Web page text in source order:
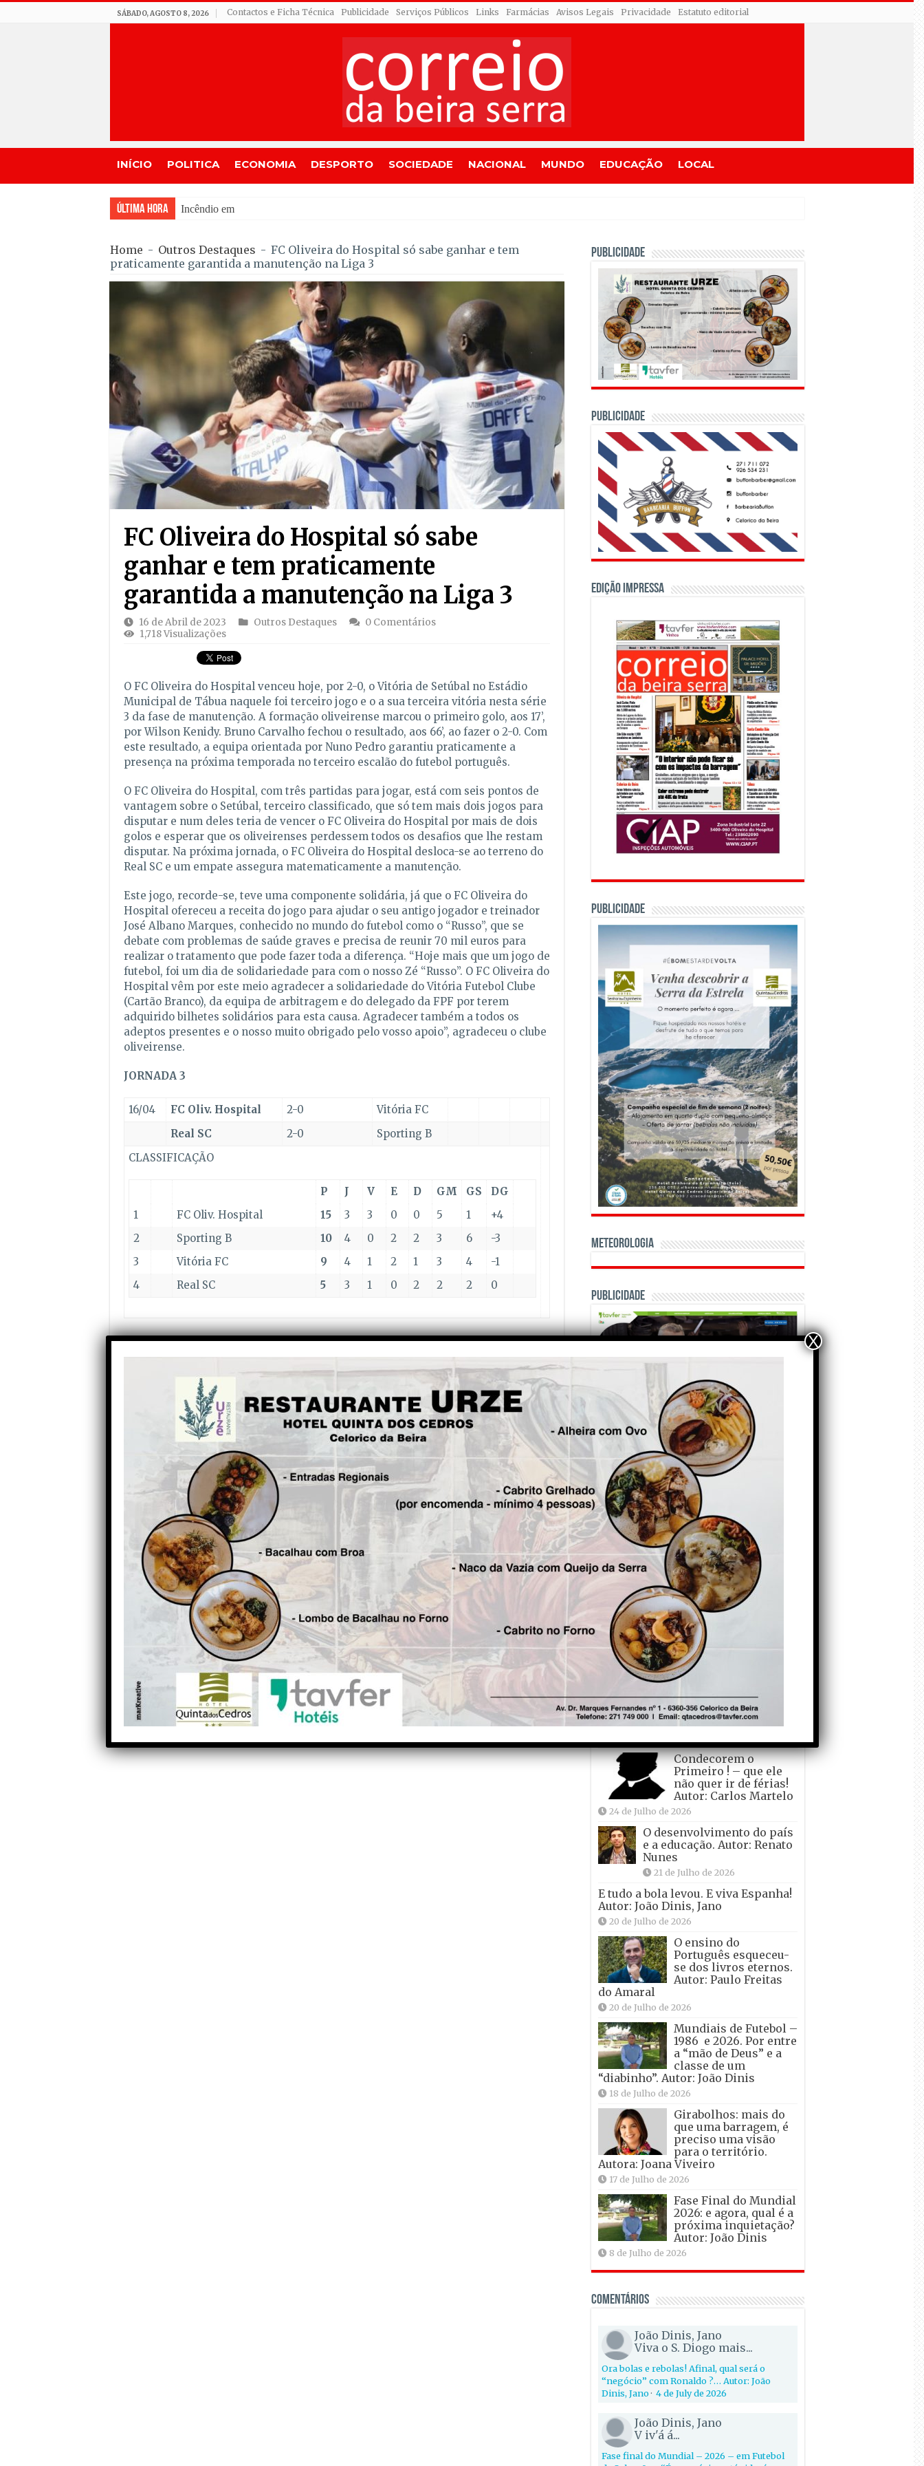
SÁBADO, AGOSTO 8, 2026 Contactos e Ficha Técnica Publicidade Serviços Públicos Links Farmácias Avisos Legais Privacidade Estatuto editorial
INÍCIO POLITICA ECONOMIA DESPORTO SOCIEDADE NACIONAL MUNDO EDUCAÇÃO LOCAL
Última Hora Incêndio em Fornos de Algodres dominado após comba
Home - Outros Destaques - FC Oliveira do Hospital só sabe ganhar e tem
praticamente garantida a manutenção na Liga 3
FC Oliveira do Hospital só sabe
ganhar e tem praticamente
garantida a manutenção na Liga 3
16 de Abril de 2023 Outros Destaques
0 Comentários
1,718 Visualizações
O FC Oliveira do Hospital venceu hoje, por 2-0, o Vitória de Setúbal no Estádio
Municipal de Tábua naquele foi terceiro jogo e o a sua terceira vitória nesta série
3 da fase de manutenção. A formação oliveirense marcou o primeiro golo, aos 17’,
por Wilson Kenidy. Bruno Carvalho fechou o resultado, aos 66’, ao fazer o 2-0. Com
este resultado, a equipa orientada por Nuno Pedro garantiu praticamente a
presença na próxima temporada no terceiro escalão do futebol português.
O FC Oliveira do Hospital, com três partidas para jogar, está com seis pontos de
vantagem sobre o Setúbal, terceiro classificado, que só tem mais dois jogos para
disputar e num deles teria de vencer o FC Oliveira do Hospital por mais de dois
golos e esperar que os oliveirenses perdessem todos os desafios que lhe restam
disputar. Na próxima jornada, o FC Oliveira do Hospital desloca-se ao terreno do
Real SC e um empate assegura matematicamente a manutenção.
Este jogo, recorde-se, teve uma componente solidária, já que o FC Oliveira do
Hospital ofereceu a receita do jogo para ajudar o seu antigo jogador e treinador
José Albano Marques, conhecido no mundo do futebol como o “Russo”, que se
debate com problemas de saúde graves e precisa de reunir 70 mil euros para
realizar o tratamento que pode fazer toda a diferença. “Hoje mais que um jogo de
futebol, foi um dia de solidariedade para com o nosso Zé “Russo”. O FC Oliveira do
Hospital vêm por este meio agradecer a solidariedade do Vitória Futebol Clube
(Cartão Branco), da equipa de arbitragem e do delegado da FPF por terem
adquirido bilhetes solidários para esta causa. Agradecer também a todos os
adeptos presentes e o nosso muito obrigado pelo vosso apoio”, agradeceu o clube
oliveirense.
JORNADA 3
16/04 FC Oliv. Hospital 2-0
Vitória FC
Real SC
2-0
Sporting B
CLASSIFICAÇÃO
P J V E D GM GS
DG
1
FC Oliv. Hospital 15 3 3 0 0 5 1
+4
2
Sporting B 10 4 0 2 2 3 6
-3
3
Vitória FC 9 4 1 2 1 3 4
-1
4
Real SC 5 3 1 0 2 2 2 0
JORNADA 4
12/04
SportingB 1-1
Vitória FC
Real SC FC Oliv. Hospital
Partilhe com os seus amigos nas redes sociais!
Anterior
Jack Teixeira acusado de
espionagem nos Estados
Unidos pode ter raízes em
Celorico da Beira.
Seg.
Gouveia sagra-se campeão
distrital da Guarda ao vencer
a Liga CIMA-Tavfer
PUBLICIDADE
PUBLICIDADE
Edição Impressa
PUBLICIDADE
Meteorologia
Publicidade
OPINIÃO E CRÓNICAS
Matraquilhos… Autor:
Fernando Roldão
6 de Agosto de 2026
A marca Sporting em
todo o mundo está a
crescer atrás de
Ronaldo. Autor: Paulo
Freitas do Amaral
5 de Agosto de 2026
Falso crescimento…
Autor: Nuno Pereira
1 de Agosto de 2026
Tadei Pogacar vence o
“Tour” – A “Volta a
França em Bicicleta”
pela quinta vez! Autor:
João Dinis
Condecorem o
Primeiro ! – que ele
não quer ir de férias!
Autor: Carlos Martelo
24 de Julho de 2026
O desenvolvimento do país
e a educação. Autor: Renato
Nunes
21 de Julho de 2026
E tudo a bola levou. E viva Espanha!
Autor: João Dinis, Jano
20 de Julho de 2026
O ensino do
Português esqueceu-
se dos livros eternos.
Autor: Paulo Freitas
do Amaral
20 de Julho de 2026
Mundiais de Futebol –
1986 e 2026. Por entre
a “mão de Deus” e a
classe de um
“diabinho”. Autor: João Dinis
18 de Julho de 2026
Girabolhos: mais do
que uma barragem, é
preciso uma visão
para o território.
Autora: Joana Viveiro
17 de Julho de 2026
Fase Final do Mundial
2026: e agora, qual é a
próxima inquietação?
Autor: João Dinis
8 de Julho de 2026
Comentários
João Dinis, Jano
Viva o S. Diogo mais...
Ora bolas e rebolas! Afinal, qual será o
“negócio” com Ronaldo ?… Autor: João
Dinis, Jano· 4 de July de 2026
João Dinis, Jano
V iv'á á...
Fase final do Mundial – 2026 – em Futebol
X